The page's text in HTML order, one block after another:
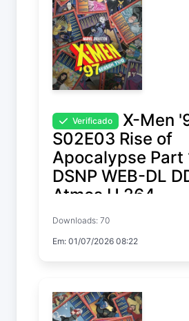
Verificado X-Men
S02E03 Rise of
Apocalypse Part
DSNP WEB-DL
Atmos H 264-
X-Men '97
Temp. 2 EP. 3
Downloads: 70
Em: 01/07/2026 08:22